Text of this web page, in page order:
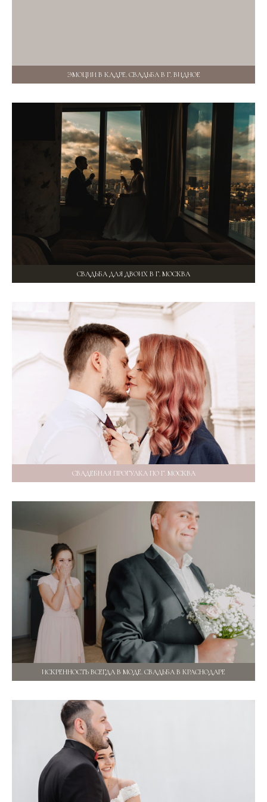
ЭМОЦИИ В КАДРЕ. СВАДЬБА В Г. ВИДНОЕ
СВАДЬБА ДЛЯ ДВОИХ В Г. МОСКВА
СВАДЕБНАЯ ПРОГУЛКА ПО Г. МОСКВА
ИСКРЕННОСТЬ ВСЕГДА В МОДЕ. СВАДЬБА В КРАСНОДАРЕ